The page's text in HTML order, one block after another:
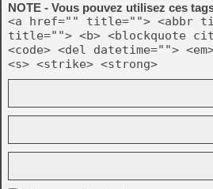
NOTE - Vous pouvez utilisez ces
<a href="" title=""> <abbr
title=""> <b> <blockquote
<code> <del datetime="">
<s> <strike> <strong>